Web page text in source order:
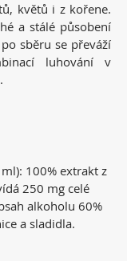
květů i z kořene.
a stálé působení
sběru se převáží
luhování v
100% extrakt z
250 mg celé
alkoholu 60%
a sladidla.